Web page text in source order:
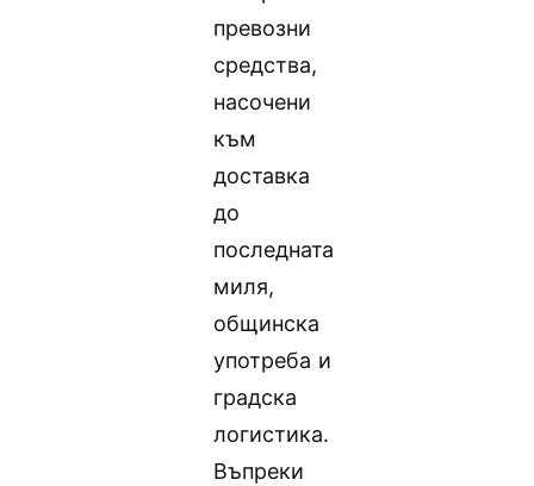
превозни
средства,
насочени
към
доставка
до
последната
миля,
общинска
употреба и
градска
логистика.
Въпреки